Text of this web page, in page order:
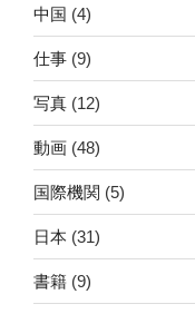
中国 (4)
仕事 (9)
写真 (12)
動画 (48)
国際機関 (5)
日本 (31)
書籍 (9)